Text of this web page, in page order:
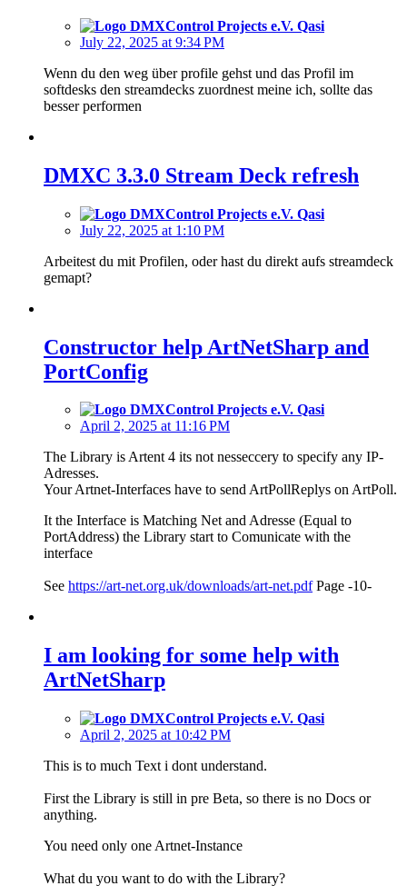
Qasi
July 22, 2025 at 9:34 PM
Wenn du den weg über profile gehst und das Profil im
softdesks den streamdecks zuordnest meine ich, sollte das
besser performen
DMXC 3.3.0 Stream Deck refresh
Qasi
July 22, 2025 at 1:10 PM
Arbeitest du mit Profilen, oder hast du direkt aufs streamdeck
gemapt?
Constructor help ArtNetSharp and
PortConfig
Qasi
April 2, 2025 at 11:16 PM
The Library is Artent 4 its not nesseccery to specify any IP-
Adresses.
Your Artnet-Interfaces have to send ArtPollReplys on ArtPoll.
It the Interface is Matching Net and Adresse (Equal to
PortAddress) the Library start to Comunicate with the
interface
See https://art-net.org.uk/downloads/art-net.pdfPage -10-
I am looking for some help with
ArtNetSharp
Qasi
April 2, 2025 at 10:42 PM
This is to much Text i dont understand.
First the Library is still in pre Beta, so there is no Docs or
anything.
You need only one Artnet-Instance
What du you want to do with the Library?